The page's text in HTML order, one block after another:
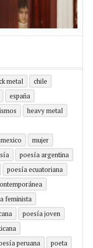
metal
chile
españa
heavy metal
mexico
mujer
poesía argentina
poesía ecuatoriana
feminista
poesía joven
peruana
poeta